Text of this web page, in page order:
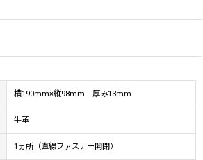
横190mm×縦98mm 厚み13mm
牛革
1ヵ所（直線ファスナー開閉）